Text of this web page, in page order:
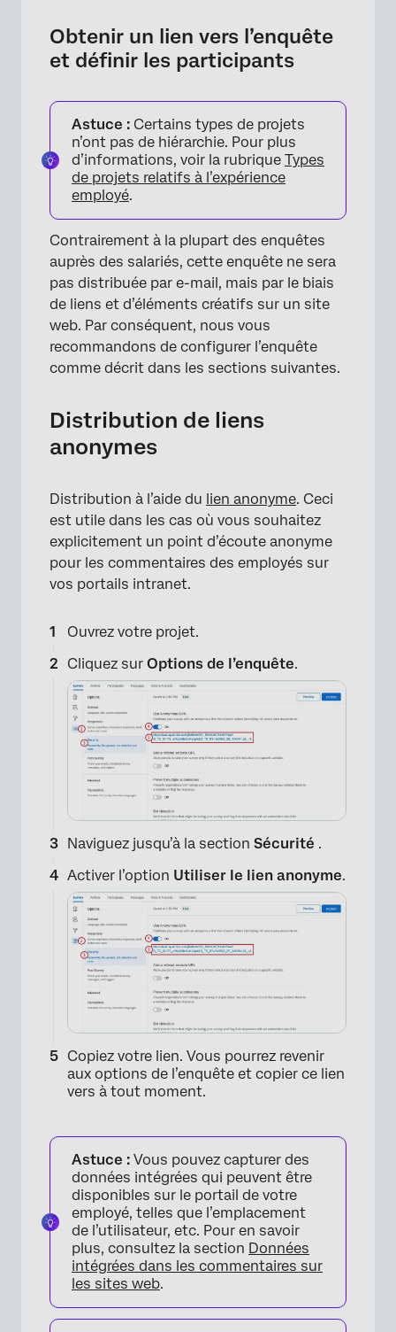
×
×
Obtenir un lien vers l’enquête
et définir les participants
Astuce : Certains types de projets
n’ont pas de hiérarchie. Pour plus
d’informations, voir la rubrique Types
de projets relatifs à l’expérience
employé.
Contrairement à la plupart des enquêtes
auprès des salariés, cette enquête ne sera
pas distribuée par e-mail, mais par le biais
de liens et d’éléments créatifs sur un site
web. Par conséquent, nous vous
recommandons de configurer l’enquête
comme décrit dans les sections suivantes.
Distribution de liens
anonymes
Distribution à l’aide du lien anonyme. Ceci
est utile dans les cas où vous souhaitez
explicitement un point d’écoute anonyme
pour les commentaires des employés sur
vos portails intranet.
Ouvrez votre projet.
Cliquez sur Options de l’enquête.
Naviguez jusqu’à la section Sécurité .
Activer l’option Utiliser le lien anonyme.
Copiez votre lien. Vous pourrez revenir
aux options de l’enquête et copier ce lien
vers à tout moment.
Astuce : Vous pouvez capturer des
données intégrées qui peuvent être
disponibles sur le portail de votre
employé, telles que l’emplacement
de l’utilisateur, etc. Pour en savoir
plus, consultez la section Données
intégrées dans les commentaires sur
les sites web.